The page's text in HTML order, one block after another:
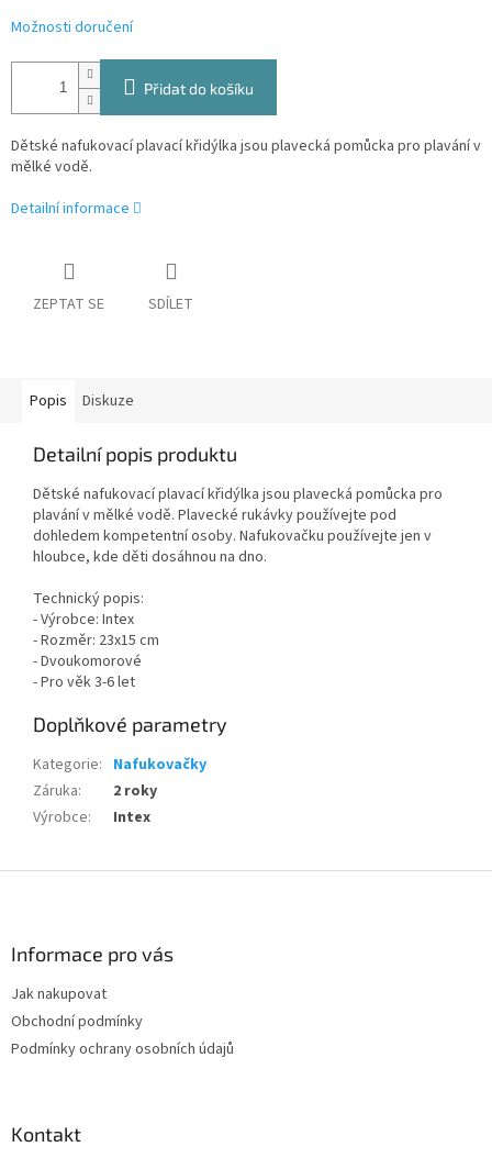
Možnosti doručení
Přidat do košíku
Dětské nafukovací plavací křidýlka jsou plavecká pomůcka pro plavání v
mělké vodě.
Detailní informace
ZEPTAT SE SDÍLET
Popis Diskuze
Detailní popis produktu
Dětské nafukovací plavací křidýlka jsou plavecká pomůcka pro
plavání v mělké vodě. Plavecké rukávky používejte pod
dohledem kompetentní osoby. Nafukovačku používejte jen v
hloubce, kde děti dosáhnou na dno.
Technický popis:
- Výrobce: Intex
- Rozměr: 23x15 cm
- Dvoukomorové
- Pro věk 3-6 let
Doplňkové parametry
Kategorie: Nafukovačky
Záruka:
2 roky
Výrobce: Intex
Informace pro vás
Jak nakupovat
Obchodní podmínky
Podmínky ochrany osobních údajů
Kontakt